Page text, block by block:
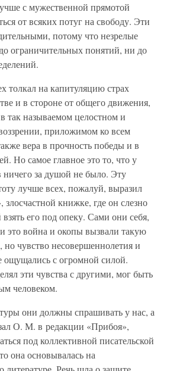
с мужественной прямотой
от всяких потуг на свободу. Эти
потому что незрелые
ограничительных понятий, ни до
толкал на капитуляцию страх
и в стороне от общего движения,
так называемом целостном и
приложимом ко всем
вера в прочность победы и в
Но самое главное это то, что у
ничего за душой не было. Эту
лучше всех, пожалуй, выразил
книжке, где он слезно
его под опеку. Сами они себя,
это война и окопы вызвали такую
чувство несовершеннолетия и
ощущались с огромной силой.
эти чувства с другими, мог быть
человеком.
они должны спрашивать у нас, а
О. М. в редакции «Прибоя»,
под коллективной писательской
она основывалась на